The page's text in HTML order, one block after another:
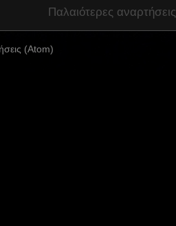
Παλαιότερες αναρτήσεις
(Atom)